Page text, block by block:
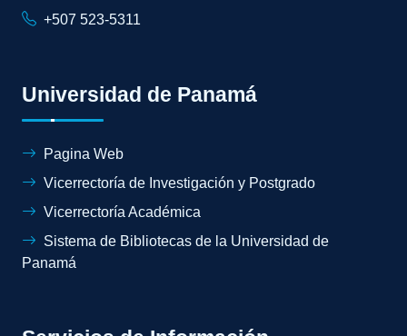
+507 523-5311
Universidad de Panamá
Pagina Web
Vicerrectoría de Investigación y Postgrado
Vicerrectoría Académica
Sistema de Bibliotecas de la Universidad de
Panamá